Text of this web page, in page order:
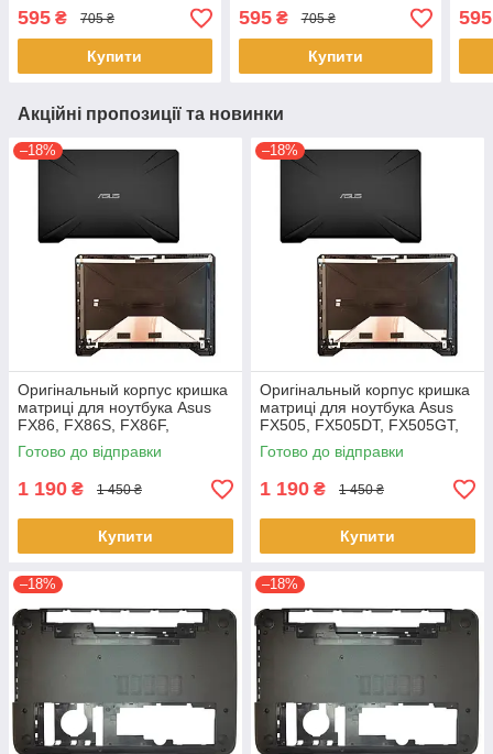
частина, піддон, корито)
595 ₴ 705 ₴
Купити
частина, піддон, корито)
595₴ 705 ₴
Купити
595
Акційні пропозиції та новинки
–18%
Оригінальный корпус кришка
матриці для ноутбука Asus
FX86, FX86S, FX86F,
FX86SF Series
Готово до відправки
1 190 ₴ 1 450 ₴
Купити
–18%
Оригінальный корпус кришка
матриці для ноутбука Asus
FX505, FX505DT, FX505GT,
FX505GE, FX505GD,
FX505DD
Готово до відправки
1 190 ₴ 1 450 ₴
Купити
–18% –18%